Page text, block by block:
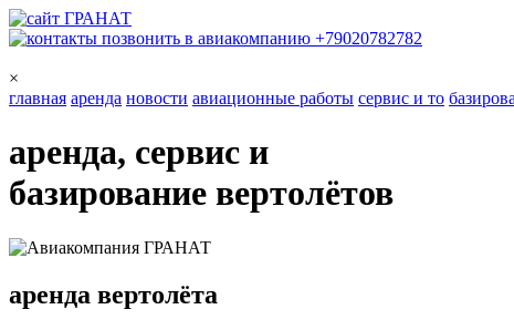
+79020782782
×
главная аренда новости авиационные работы сервис и то
аренда, сервис и
базирование вертолётов
аренда вертолёта